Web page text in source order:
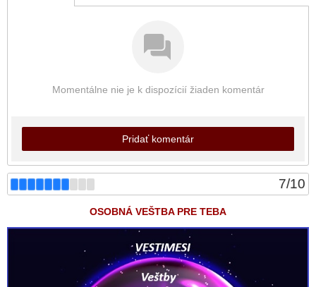
7/10
OSOBNÁ VEŠTBA PRE TEBA
Momentálne nie je k dispozícií žiaden komentár
Pridať komentár